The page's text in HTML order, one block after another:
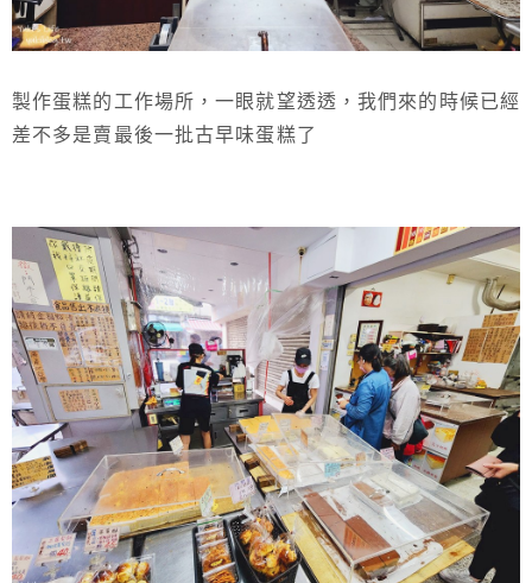
製作蛋糕的工作場所，一眼就望透透，我們來的時候已經
差不多是賣最後一批古早味蛋糕了